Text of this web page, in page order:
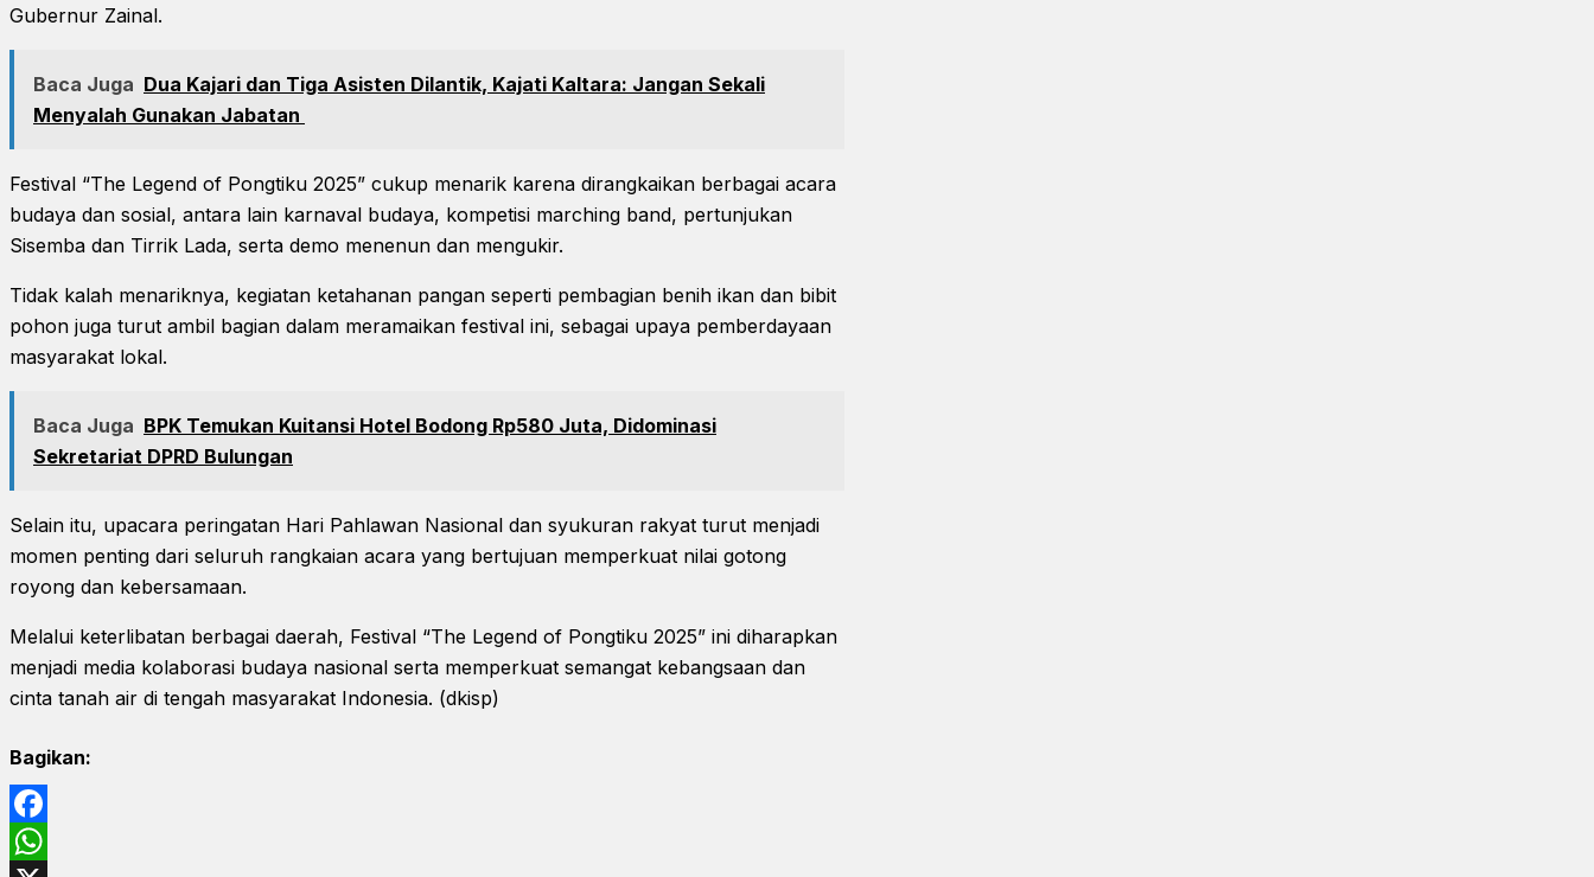
Gubernur Zainal.
Baca Juga Dua Kajari dan Tiga Asisten Dilantik, Kajati Kaltara: Jangan Sekali
Menyalah Gunakan Jabatan
Festival “The Legend of Pongtiku 2025” cukup menarik karena dirangkaikan berbagai acara
budaya dan sosial, antara lain karnaval budaya, kompetisi marching band, pertunjukan
Sisemba dan Tirrik Lada, serta demo menenun dan mengukir.
Tidak kalah menariknya, kegiatan ketahanan pangan seperti pembagian benih ikan dan bibit
pohon juga turut ambil bagian dalam meramaikan festival ini, sebagai upaya pemberdayaan
masyarakat lokal.
Baca Juga BPK Temukan Kuitansi Hotel Bodong Rp580 Juta, Didominasi
Sekretariat DPRD Bulungan
Selain itu, upacara peringatan Hari Pahlawan Nasional dan syukuran rakyat turut menjadi
momen penting dari seluruh rangkaian acara yang bertujuan memperkuat nilai gotong
royong dan kebersamaan.
Melalui keterlibatan berbagai daerah, Festival “The Legend of Pongtiku 2025” ini diharapkan
menjadi media kolaborasi budaya nasional serta memperkuat semangat kebangsaan dan
cinta tanah air di tengah masyarakat Indonesia. (dkisp)
Bagikan:
Facebook